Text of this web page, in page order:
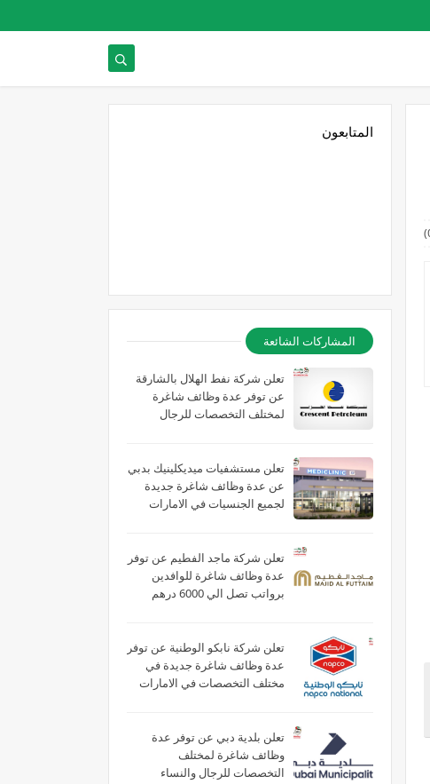
المتابعون
المشاركات الشائعة
تعلن شركة نفط الهلال بالشارقة
عن توفر عدة وظائف شاغرة
لمختلف التخصصات للرجال
تعلن مستشفيات ميديكلينيك بدبي
عن عدة وظائف شاغرة جديدة
لجميع الجنسيات في الامارات
تعلن شركة ماجد الفطيم عن توفر
عدة وظائف شاغرة للوافدين
برواتب تصل الي 6000 درهم
تعلن شركة نابكو الوطنية عن توفر
عدة وظائف شاغرة جديدة في
مختلف التخصصات في الامارات
تعلن بلدية دبي عن توفر عدة
وظائف شاغرة لمختلف
التخصصات للرجال والنساء